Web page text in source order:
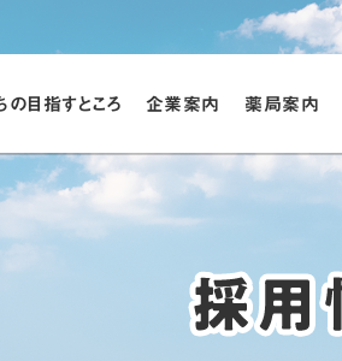
の⽬指すところ 企業案内 薬局案内